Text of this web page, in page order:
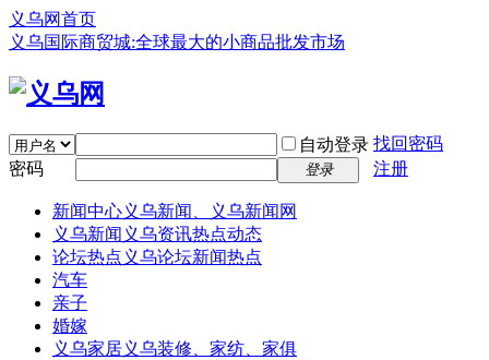
义乌网首页
义乌国际商贸城:全球最大的小商品批发市场
自动登录 找回密码
密码
登录 注册
新闻中心义乌新闻、义乌新闻网
义乌新闻 义乌资讯热点动态
论坛热点 义乌论坛新闻热点
汽车
亲子
婚嫁
义乌家居义乌装修、家纺、家俱